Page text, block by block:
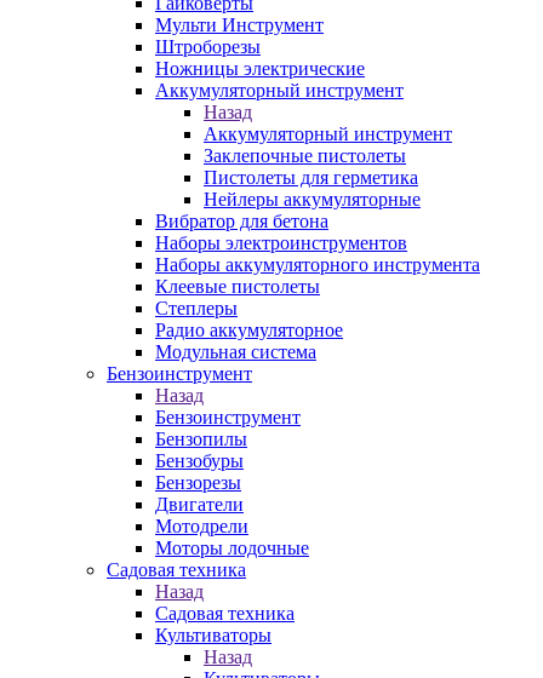
Мульти Инструмент
Штроборезы
Ножницы электрические
Аккумуляторный инструмент
Назад
Аккумуляторный инструмент
Заклепочные пистолеты
Пистолеты для герметика
Нейлеры аккумуляторные
Вибратор для бетона
Наборы электроинструментов
Наборы аккумуляторного инструмента
Клеевые пистолеты
Степлеры
Радио аккумуляторное
Модульная система
Бензоинструмент
Назад
Бензоинструмент
Бензопилы
Бензобуры
Бензорезы
Двигатели
Мотодрели
Моторы лодочные
Садовая техника
Назад
Садовая техника
Культиваторы
Назад